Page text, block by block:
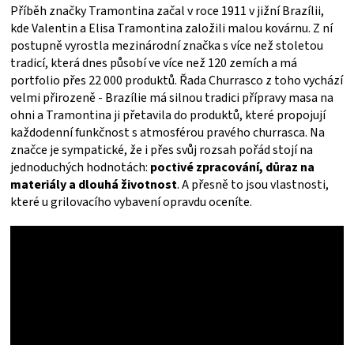
NÁDOBÍ
LODGE
VAKUOVAČKY
LEDNICE
NA
Příběh značky Tramontina začal v roce 1911 v jižní Brazílii,
kde Valentin a Elisa Tramontina založili malou kovárnu. Z ní
postupně vyrostla mezinárodní značka s více než stoletou
tradicí, která dnes působí ve více než 120 zemích a má
portfolio přes 22 000 produktů. Řada Churrasco z toho vychází
velmi přirozeně - Brazílie má silnou tradici přípravy masa na
ohni a Tramontina ji přetavila do produktů, které propojují
každodenní funkčnost s atmosférou pravého churrasca. Na
značce je sympatické, že i přes svůj rozsah pořád stojí na
jednoduchých hodnotách: poctivé zpracování, důraz na
materiály a dlouhá životnost. A přesně to jsou vlastnosti,
které u grilovacího vybavení opravdu oceníte.